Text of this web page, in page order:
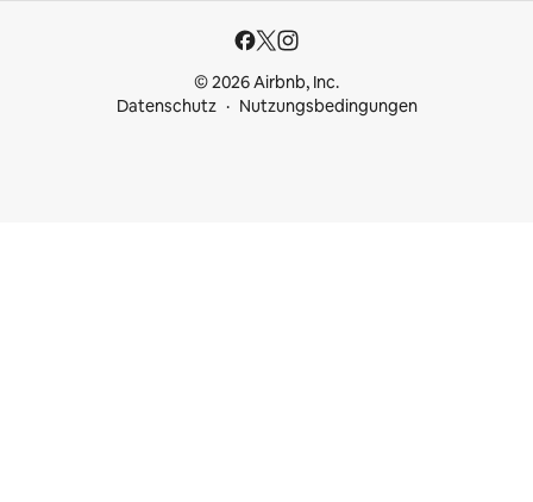
© 2026 Airbnb, Inc.
Datenschutz
Nutzungsbedingungen